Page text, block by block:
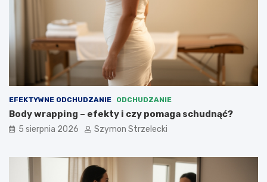
EFEKTYWNE ODCHUDZANIE ODCHUDZANIE
Body wrapping – efekty i czy pomaga schudnąć?
5 sierpnia 2026 Szymon Strzelecki